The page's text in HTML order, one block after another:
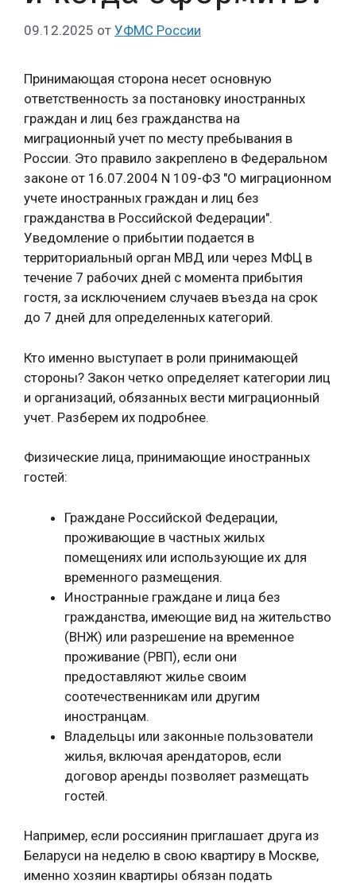
09.12.2025 от УФМС России
Принимающая сторона несет основную
ответственность за постановку иностранных
граждан и лиц без гражданства на
миграционный учет по месту пребывания в
России. Это правило закреплено в Федеральном
законе от 16.07.2004 N 109-ФЗ "О миграционном
учете иностранных граждан и лиц без
гражданства в Российской Федерации".
Уведомление о прибытии подается в
территориальный орган МВД или через МФЦ в
течение 7 рабочих дней с момента прибытия
гостя, за исключением случаев въезда на срок
до 7 дней для определенных категорий.
Кто именно выступает в роли принимающей
стороны? Закон четко определяет категории лиц
и организаций, обязанных вести миграционный
учет. Разберем их подробнее.
Физические лица, принимающие иностранных
гостей:
Граждане Российской Федерации,
проживающие в частных жилых
помещениях или использующие их для
временного размещения.
Иностранные граждане и лица без
гражданства, имеющие вид на жительство
(ВНЖ) или разрешение на временное
проживание (РВП), если они
предоставляют жилье своим
соотечественникам или другим
иностранцам.
Владельцы или законные пользователи
жилья, включая арендаторов, если
договор аренды позволяет размещать
гостей.
Например, если россиянин приглашает друга из
Беларуси на неделю в свою квартиру в Москве,
именно хозяин квартиры обязан подать